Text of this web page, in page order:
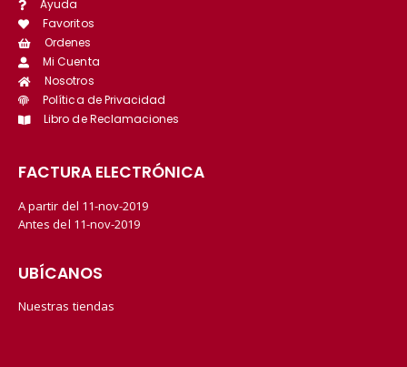
Ayuda
Favoritos
Ordenes
Mi Cuenta
Nosotros
Política de Privacidad
Libro de Reclamaciones
FACTURA ELECTRÓNICA
A partir del 11-nov-2019
Antes del 11-nov-2019
UBÍCANOS
Nuestras tiendas